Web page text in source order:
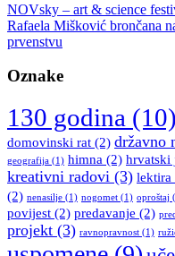
NOVsky – art & science
Rafaela Mišković brončana
prvenstvu
Oznake
130 godina (10)
domovinski rat (2) državno
geografija (1) himna (2) hrvatski
kreativni radovi (3) lektira
(2) nenasilje (1) nogomet (1) oproštaj
povijest (2) predavanje (2)
projekt (3) ravnopravnost (1)